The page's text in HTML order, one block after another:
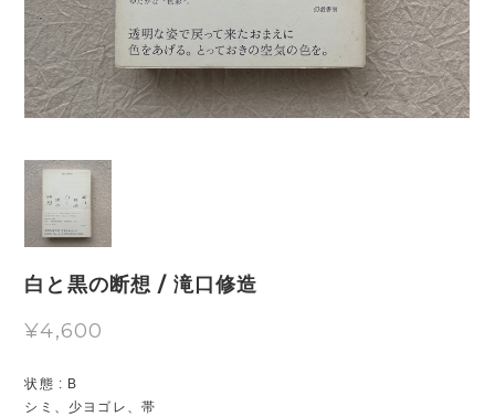
白と黒の断想 / 滝口修造
¥4,600
状態 : B
シミ、少ヨゴレ、帯